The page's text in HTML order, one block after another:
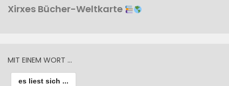
Xirxes Bücher-Weltkarte
MIT EINEM WORT …
es liest sich ...